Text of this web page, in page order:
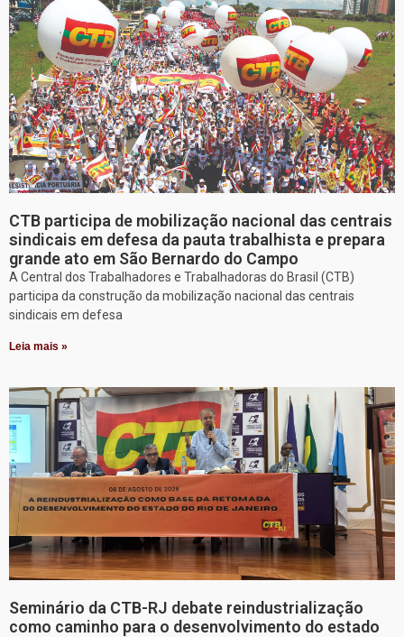
CTB participa de mobilização nacional das centrais
sindicais em defesa da pauta trabalhista e prepara
grande ato em São Bernardo do Campo
A Central dos Trabalhadores e Trabalhadoras do Brasil (CTB)
participa da construção da mobilização nacional das centrais
sindicais em defesa
Leia mais »
Seminário da CTB-RJ debate reindustrialização
como caminho para o desenvolvimento do estado